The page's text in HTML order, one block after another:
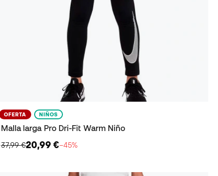
OFERTA NIÑOS
Malla larga Pro Dri-Fit Warm Niño
37,99 €20,99 €−45%